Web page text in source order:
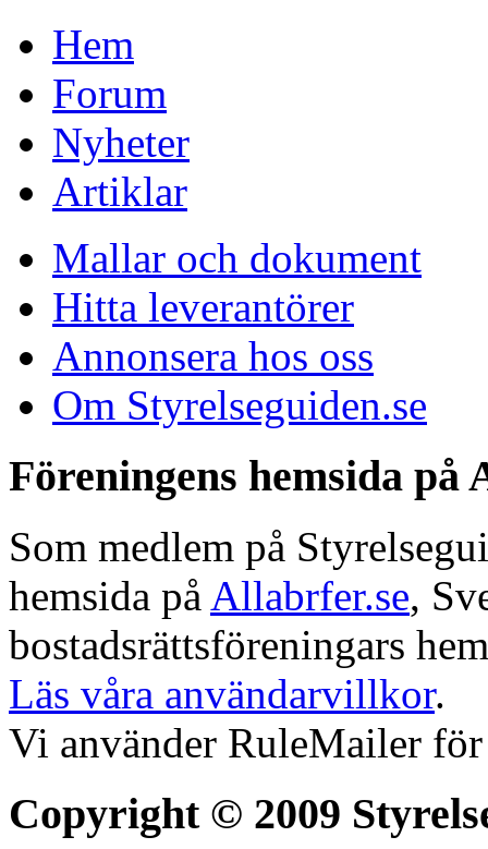
Hem
Forum
Nyheter
Artiklar
Mallar och dokument
Hitta leverantörer
Annonsera hos oss
Om Styrelseguiden.se
Föreningens hemsida på
Som medlem på
hemsida på Allabrfer.se,
bostadsrättsföreningars
Läs våra användarvillkor.
Vi använder RuleMailer
Copyright © 2009